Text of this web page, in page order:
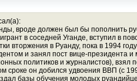
вроде должен был бы пополнить
в соседней Уганде, вступил в
вторжения в Руанду, пока в 1994
и занял пост вице-
политиков и журналистов),
сроке он добился удвоения ВВП (с
базы обучения молодых